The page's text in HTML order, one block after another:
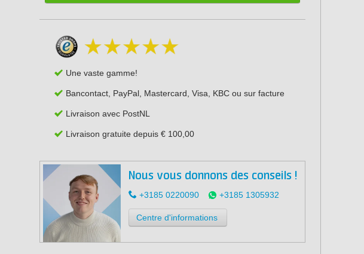
Une vaste gamme!
Bancontact, PayPal, Mastercard, Visa, KBC ou sur facture
Livraison avec PostNL
Livraison gratuite depuis € 100,00
Nous vous donnons des conseils !
+3185 0220090 +3185 1305932
Centre d'informations